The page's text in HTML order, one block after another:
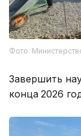
Фото:
Завершить
конца 2026